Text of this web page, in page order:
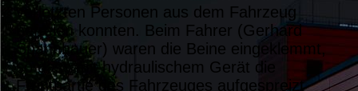
verletzten Personen aus dem Fahrzeug
befreien konnten. Beim Fahrer (Gerhard
Spannbauer) waren die Beine eingeklemmt,
so dass mit hydraulischem Gerät die
Frontpartie des Fahrzeuges aufgespreizt